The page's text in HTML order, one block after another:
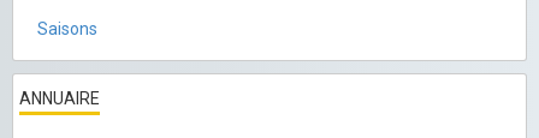
Saisons
ANNUAIRE